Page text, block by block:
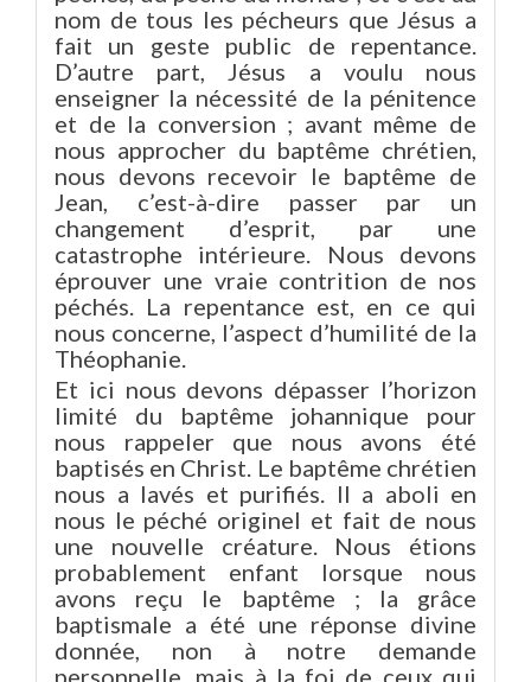
nom de tous les pécheurs que Jésus a
fait un geste public de repentance.
D’autre part, Jésus a voulu nous
enseigner la nécessité de la pénitence
et de la conversion ; avant même de
nous approcher du baptême chrétien,
nous devons recevoir le baptême de
Jean, c’est-à-dire passer par un
changement d’esprit, par une
catastrophe intérieure. Nous devons
éprouver une vraie contrition de nos
péchés. La repentance est, en ce qui
nous concerne, l’aspect d’humilité de la
Théophanie.
Et ici nous devons dépasser l’horizon
limité du baptême johannique pour
nous rappeler que nous avons été
baptisés en Christ. Le baptême chrétien
nous a lavés et purifiés. Il a aboli en
nous le péché originel et fait de nous
une nouvelle créature. Nous étions
probablement enfant lorsque nous
avons reçu le baptême ; la grâce
baptismale a été une réponse divine
donnée, non à notre demande